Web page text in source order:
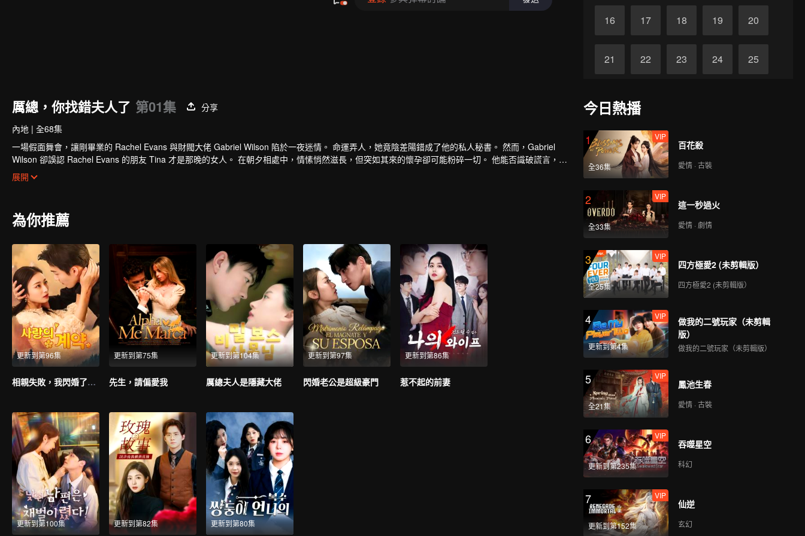
16 17 18 19 20
21 22 23 24 25
27
厲總，你找錯夫人了 第01集
分享
內地 | 全68集
一場假面舞會，讓剛畢業的 Rachel Evans 與財閥大佬 Gabriel Wilson 陷於一夜迷情。 命運弄人，她竟陰差陽錯成了他的私人秘書。 然而，Gabriel
Wilson 卻誤認 Rachel Evans 的朋友 Tina 才是那晚的女人。 在朝夕相處中，情愫悄然滋長，但突如其來的懷孕卻可能粉碎一切。 他能否識破謊言，認
出那個共度良宵的她，以及她腹中懷著的骨肉？
展開
為你推薦
更新到第96集
相親失敗，我閃婚了個千億霸總
更新到第75集
先生，請偏愛我
更新到第104集
厲總夫人是隱藏大佬
更新到第97集
閃婚老公是超級豪門
更新到第86集
惹不起的前妻
更新到第100集 更新到第82集 更新到第80集
今日熱播
1
全36集
VIP
百花殺
愛情 · 古裝
2
全33集
VIP
這一秒過火
愛情 · 劇情
3
全25集
VIP
四方極愛2 (未剪輯版）
四方極愛2 (未剪輯版）
4
更新到第4集
VIP
做我的二號玩家（未剪輯
版）
做我的二號玩家（未剪輯版）
5
全21集
VIP
鳳池生春
愛情 · 古裝
6
更新到第235集
VIP
吞噬星空
科幻
7
更新到第152集
VIP
仙逆
玄幻